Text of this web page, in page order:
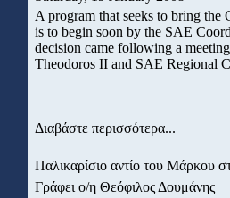
A program that seeks to bring the
is to begin soon by the SAE
decision came following a
Theodoros II and SAE Regional
Διαβάστε περισσότερα...
Παλικαρίσιο αντίο του Μάρκου
Γράφει ο/η Θεόφιλος Δουμάνης